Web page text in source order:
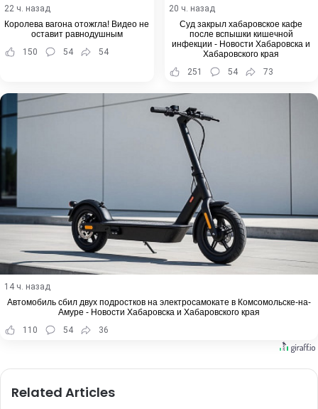
22 ч. назад
Королева вагона отожгла! Видео не
оставит равнодушным
150
54 54
20 ч. назад
Суд закрыл хабаровское кафе
после вспышки кишечной
инфекции - Новости Хабаровска и
Хабаровского края
251
54 73
14 ч. назад
Автомобиль сбил двух подростков на электросамокате в Комсомольске-на-
Амуре - Новости Хабаровска и Хабаровского края
110
54 36
Related Articles